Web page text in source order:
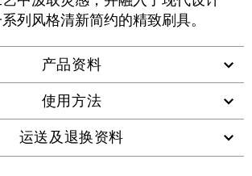
码
列风格清新简约的精致刷具。
产品资料
使用方法
运送及退换资料